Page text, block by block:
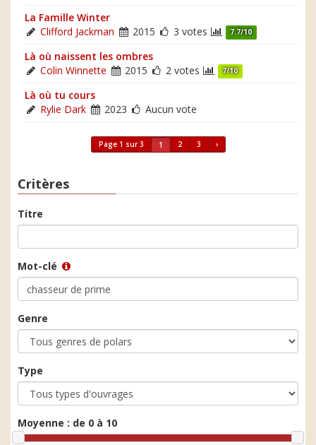
La Famille Winter
Clifford Jackman
2015 3 votes 7.7/10
Là où naissent les ombres
Colin Winnette
2015 2 votes 7/10
Là où tu cours
Rylie Dark
2023 Aucun vote
Page 1 sur 3 1 2 3 ›
Critères
Titre
Mot-clé
Genre
Type
Moyenne : de 0 à 10